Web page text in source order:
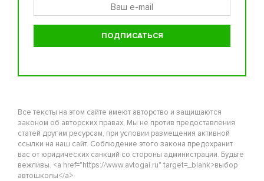
Все тексты на этом сайте имеют авторство и защищаются
законом об авторских правах. Мы не против предоставления
статей другим ресурсам, при условии размещения активной
ссылки на наш сайт. Соблюдение этого закона предохранит
вас от юридических санкций со стороны администрации. Будьте
вежливы. <a href="https://www.avtogai.ru" target=_blank>выбор
автошколы</a>